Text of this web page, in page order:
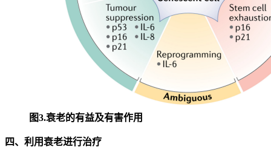
图3.衰老的有益及有害作用
四、利用衰老进行治疗